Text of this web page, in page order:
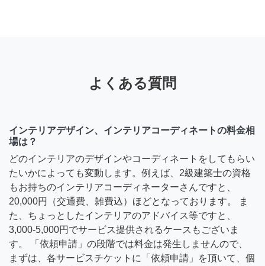
よくある質問
インテリアデザイン、インテリアコーディネートの料金相
場は？
どのインテリアのデザインやコーディネートをしてもらい
たいかによっても変動します。例えば、2級建築士の資格
もお持ちのインテリアコーディネーターさんですと、
20,000円（交通費、雑費込）ほどとなっております。 ま
た、ちょっとしたインテリアのアドバイス等ですと、
3,000-5,000円でサービス提供されるケースもございま
す。 「依頼申請」の段階では料金は発生しませんので、
まずは、各サービスチケットに「依頼申請」を頂いて、個